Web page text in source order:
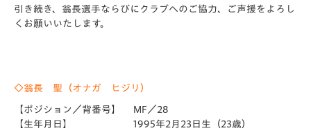
引き続き、翁長選手ならびにクラブへのご協力、ご声援をよろし
くお願いいたします。
◇翁長 聖（オナガ ヒジリ）
【ポジション／背番号】 MF／28
【生年月日】 1995年2月23日生（23歳）